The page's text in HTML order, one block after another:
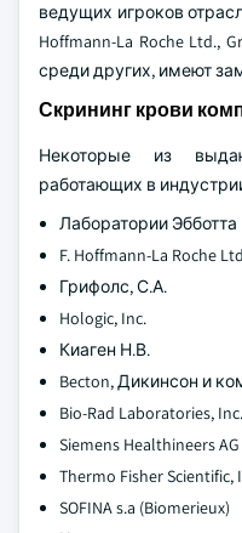
ведущих игроков
Hoffmann-La Roche Ltd.,
среди других, имеют
Скрининг крови
Некоторые из
работающих в
Лаборатории Эбботта
F. Hoffmann-La Roche
Грифолс, С.А.
Hologic, Inc.
Киаген Н.В.
Becton, Дикинсон и
Bio-Rad Laboratories, Inc.
Siemens Healthineers AG
Thermo Fisher Scientific,
SOFINA s.a (Biomerieux)